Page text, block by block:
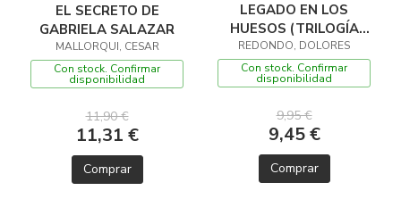
EL SECRETO DE
GABRIELA SALAZAR
MALLORQUI, CESAR
Con stock. Confirmar
disponibilidad
11,90 €
11,31 €
Comprar
LEGADO EN LOS
HUESOS (TRILOGÍA
DEL BAZTÁN, 2)
REDONDO, DOLORES
Con stock. Confirmar
disponibilidad
9,95 €
9,45 €
Comprar